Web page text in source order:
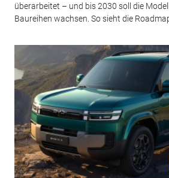
überarbeitet – und bis 2030 soll die
Baureihen wachsen. So sieht die